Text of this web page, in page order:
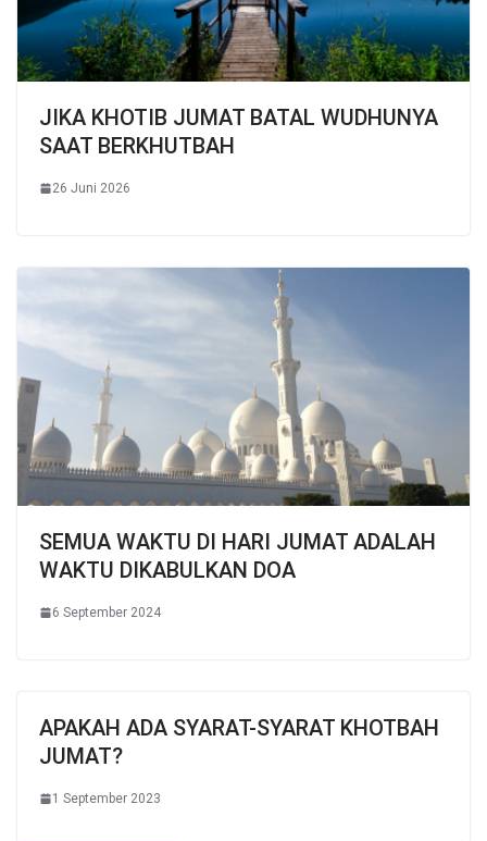
JIKA KHOTIB JUMAT BATAL WUDHUNYA
SAAT BERKHUTBAH
26 Juni 2026
SEMUA WAKTU DI HARI JUMAT ADALAH
WAKTU DIKABULKAN DOA
6 September 2024
APAKAH ADA SYARAT-SYARAT KHOTBAH
JUMAT?
1 September 2023